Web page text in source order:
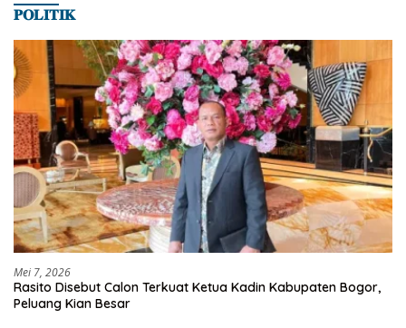
𝐏𝐎𝐋𝐈𝐓𝐈𝐊
Mei 7, 2026
Rasito Disebut Calon Terkuat Ketua Kadin Kabupaten Bogor,
Peluang Kian Besar